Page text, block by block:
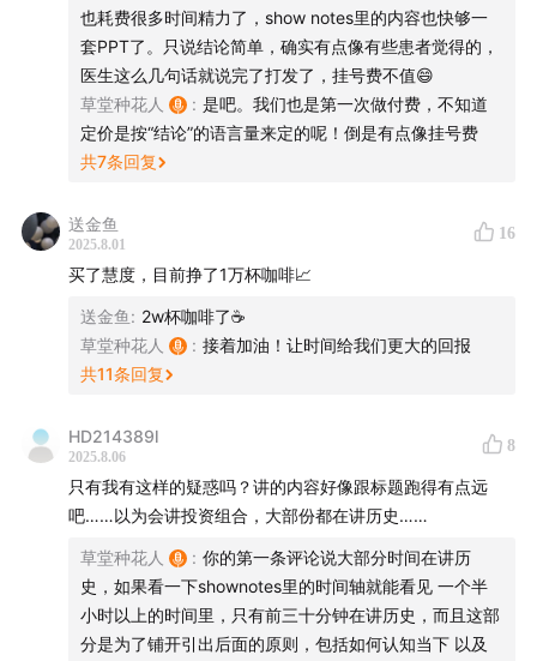
这一轮和之前最大的不同点在于，那个能从股市里把钱抽
走的“大抽水池”不见了，所以，当下的节点的一些新的认
知会直接影响到未来3~5年的投资决策——这个话题实在
太重要了。
啡的价值，我会觉得我很失败。希望这一次，常听我们节
目的朋友，不要再错过这个好的时间窗口。
也耗费很多时间精力了，show notes里的内容也快够一
套PPT了。只说结论简单，确实有点像有些患者觉得的，
医生这么几句话就说完了打发了，挂号费不值😄
草堂种花人
: 是吧。我们也是第一次做付费，不知道
定价是按“结论”的语言量来定的呢！倒是有点像挂号费
共7条回复
送金鱼
2025.8.01
16
买了慧度，目前挣了1万杯咖啡📈
送金鱼 : 2w杯咖啡了☕️
草堂种花人
: 接着加油！让时间给我们更大的回报
共11条回复
HD214389l
2025.8.06
8
只有我有这样的疑惑吗？讲的内容好像跟标题跑得有点远
吧……以为会讲投资组合，大部份都在讲历史……
草堂种花人 : 你的第一条评论说大部分时间在讲历
史，如果看一下shownotes里的时间轴就能看见 一个半
小时以上的时间里，只有前三十分钟在讲历史，而且这部
分是为了铺开引出后面的原则，包括如何认知当下 以及